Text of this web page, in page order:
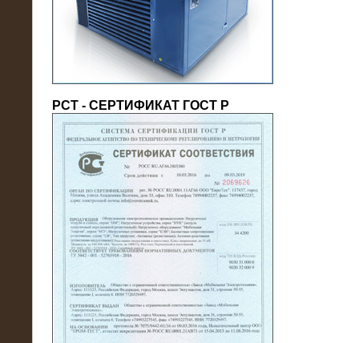
21.08.2016
На производственное предприятие
модули 20 МВт (0,4 кВ)
РСТ - СЕРТИФИКАТ ГОСТ Р